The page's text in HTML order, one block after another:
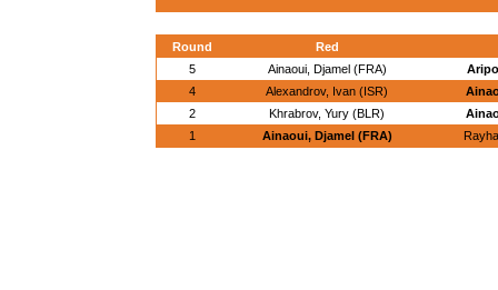
Round
Red
5
Ainaoui, Djamel (FRA)
4
Alexandrov, Ivan (ISR)
2
Khrabrov, Yury (BLR)
1
Ainaoui, Djamel (FRA)